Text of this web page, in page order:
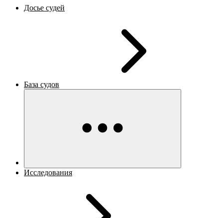
Досье судей
База судов
Исследования